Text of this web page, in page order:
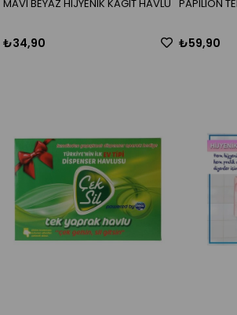
MAVI BEYAZ HIJYENIK KAGIT HAVLU
₺34,90
PAPILION
₺59,90